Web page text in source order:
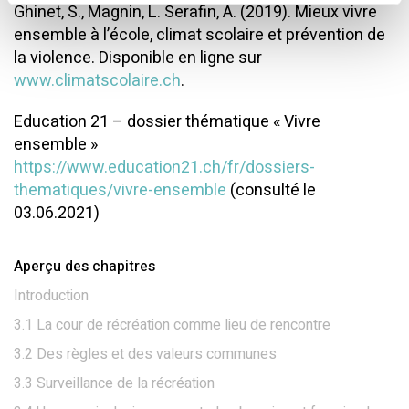
Ghinet, S., Magnin, L. Serafin, A. (2019). Mieux vivre
ensemble à l’école, climat scolaire et prévention de
la violence. Disponible en ligne sur
www.climatscolaire.ch.
Education 21 – dossier thématique « Vivre
ensemble »
https://www.education21.ch/fr/dossiers-
thematiques/vivre-ensemble (consulté le
03.06.2021)
Aperçu des chapitres
Introduction
3.1 La cour de récréation comme lieu de rencontre
3.2 Des règles et des valeurs communes
3.3 Surveillance de la récréation